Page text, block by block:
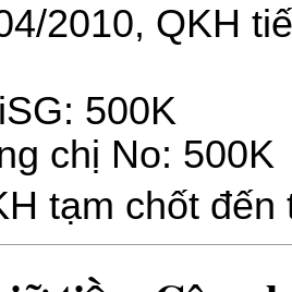
2010, QKH
500K
chị No: 500K
tạm chốt